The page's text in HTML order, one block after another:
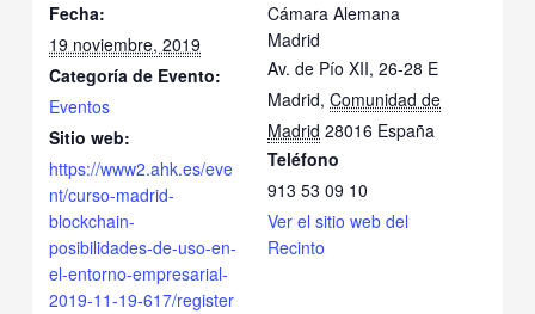
Fecha:
19 noviembre, 2019
Categoría de Evento:
Eventos
Sitio web:
https://www2.ahk.es/eve
nt/curso-madrid-
blockchain-
posibilidades-de-uso-en-
el-entorno-empresarial-
2019-11-19-617/register
Cámara Alemana
Madrid
Av. de Pío XII, 26-28 E
Madrid, Comunidad de
Madrid 28016 España
Teléfono
913 53 09 10
Ver el sitio web del
Recinto